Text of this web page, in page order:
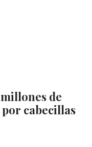
de
cabecillas